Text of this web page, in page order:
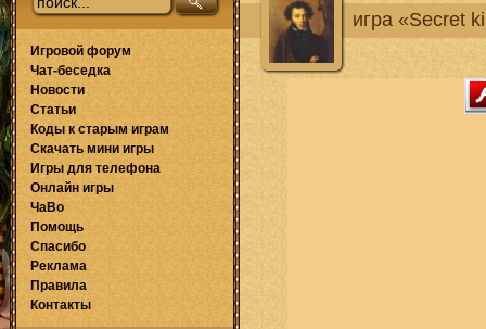
игра «Secret
Игровой форум
Чат-беседка
Новости
Статьи
Коды к старым играм
Скачать мини игры
Игры для телефона
Онлайн игры
ЧаВо
Помощь
Спасибо
Реклама
Правила
Контакты